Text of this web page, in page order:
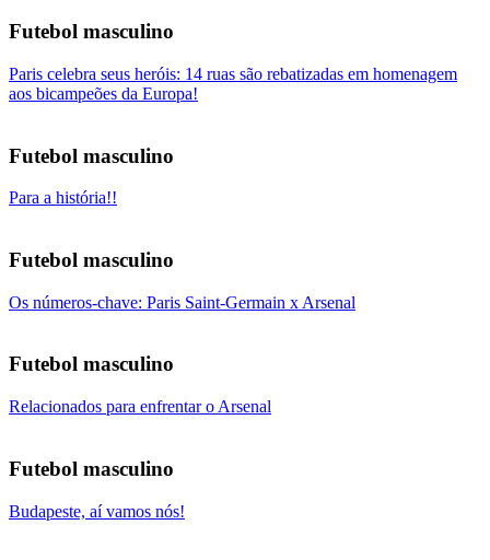
Futebol masculino
Paris celebra seus heróis: 14 ruas são rebatizadas em homenagem
aos bicampeões da Europa!
Futebol masculino
Para a história!!
Futebol masculino
Os números-chave: Paris Saint-Germain x Arsenal
Futebol masculino
Relacionados para enfrentar o Arsenal
Futebol masculino
Budapeste, aí vamos nós!